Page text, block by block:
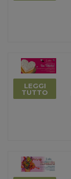
LEGGI
TUTTO